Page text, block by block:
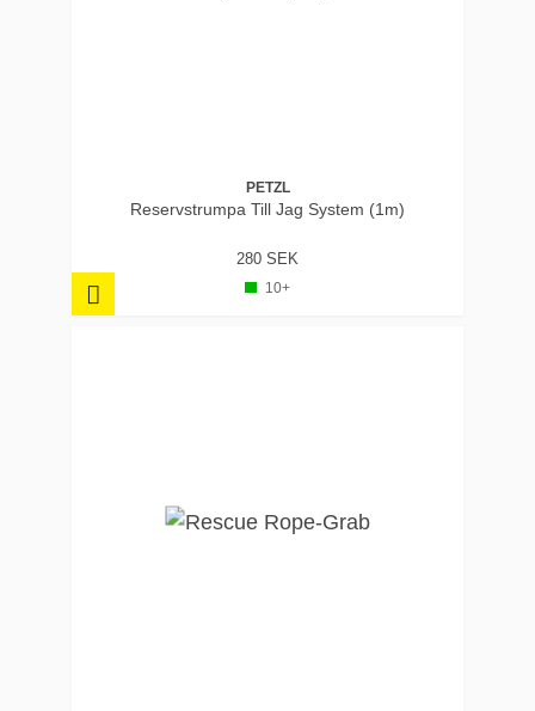
PETZL
Reservstrumpa Till Jag System (1m)
280 SEK
10+